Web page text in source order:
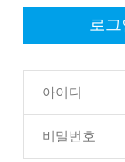
로